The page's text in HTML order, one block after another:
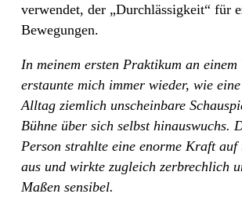
verwendet, der „Durchlässigkeit“ für
Bewegungen.
In meinem ersten Praktikum an einem
erstaunte mich immer wieder, wie
Alltag ziemlich unscheinbare
Bühne über sich selbst hinauswuchs.
Person strahlte eine enorme Kraft
aus und wirkte zugleich zerbrechlich
Maßen sensibel.